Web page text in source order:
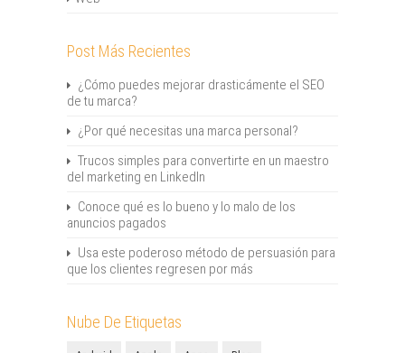
Post Más Recientes
¿Cómo puedes mejorar drasticámente el SEO
de tu marca?
¿Por qué necesitas una marca personal?
Trucos simples para convertirte en un maestro
del marketing en LinkedIn
Conoce qué es lo bueno y lo malo de los
anuncios pagados
Usa este poderoso método de persuasión para
que los clientes regresen por más
Nube De Etiquetas